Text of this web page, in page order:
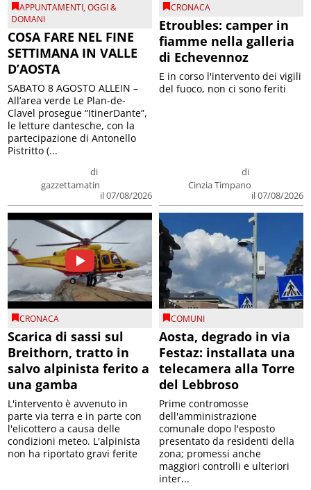
APPUNTAMENTI,OGGI &
DOMANI
COSA FARE NEL FINE
SETTIMANA IN VALLE
D’AOSTA
di
gazzettamatin
il 07/08/2026
SABATO 8 AGOSTO ALLEIN –
All’area verde Le Plan-de-
Clavel prosegue “ItinerDante”,
le letture dantesche, con la
partecipazione di Antonello
Pistritto (...
CRONACA
Etroubles: camper in
fiamme nella galleria
di Echevennoz
di
Cinzia Timpano
il 07/08/2026
E in corso l'intervento dei vigili
del fuoco, non ci sono feriti
CRONACA
Scarica di sassi sul
Breithorn, tratto in
salvo alpinista ferito a
una gamba
L'intervento è avvenuto in
parte via terra e in parte con
l'elicottero a causa delle
condizioni meteo. L'alpinista
non ha riportato gravi ferite
COMUNI
Aosta, degrado in via
Festaz: installata una
telecamera alla Torre
del Lebbroso
Prime contromosse
dell'amministrazione
comunale dopo l'esposto
presentato da residenti della
zona; promessi anche
maggiori controlli e ulteriori
inter...